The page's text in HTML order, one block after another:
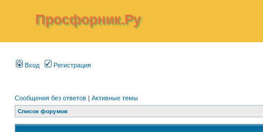
Просфорник.Ру
Вход Регистрация
Сообщения без ответов | Активные темы
Список форумов